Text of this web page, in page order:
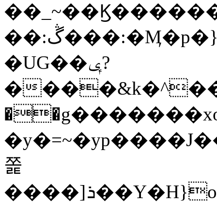
��:ڴ���:�Ӎ�p�}2==�����q���Mv�����_�o�O�'�ý��/
�UG��ݷ?
�
쫉
����]ܪ��Y�Н}o��J�>�g���������x6�2x~�i�x���%